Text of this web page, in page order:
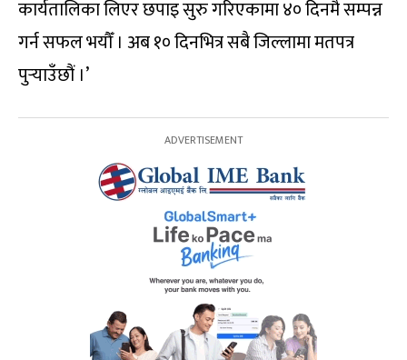
कार्यतालिका लिएर छपाइ सुरु गरिएकामा ४० दिनमै सम्पन्न
गर्न सफल भयौँ । अब १० दिनभित्र सबै जिल्लामा मतपत्र
पुर्‍याउँछौं ।’